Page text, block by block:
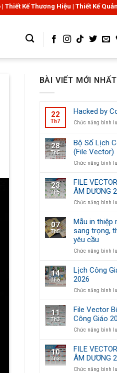
Kế Quảng Cáo | In Ấn & Sản
BÀI VIẾT MỚI NHẤT
22
Th7
Hacked by
Chức năng bình
28
Th5
Bộ Số Lịch
(File Vector)
Chức năng bình
23
Th5
FILE
ÂM DƯƠNG
Chức năng bình
07
Th5
Mẫu in thiệp
sang trọng,
yêu cầu
Chức năng bình
14
Th6
Lịch Công
2026
Chức năng bình
11
Th3
File Vector
Công Giáo
Chức năng bình
10
Th3
FILE
ÂM DƯƠNG
Chức năng bình